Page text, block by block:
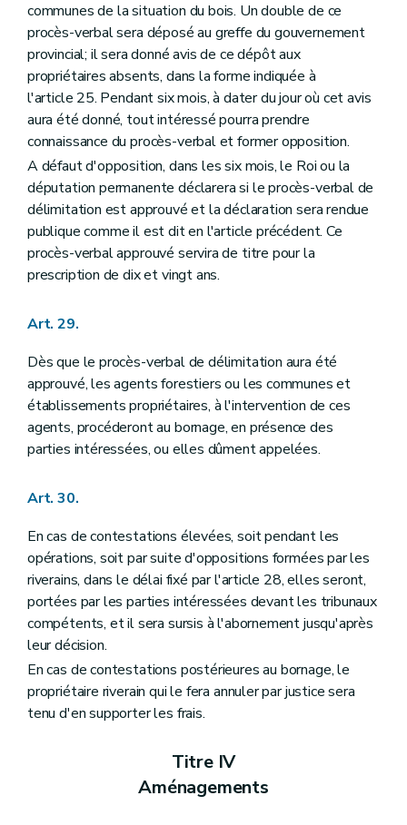
communes de la situation du bois. Un double de ce
procès-verbal sera déposé au greffe du gouvernement
provincial; il sera donné avis de ce dépôt aux
propriétaires absents, dans la forme indiquée à
l'article 25. Pendant six mois, à dater du jour où cet avis
aura été donné, tout intéressé pourra prendre
connaissance du procès-verbal et former opposition.
A défaut d'opposition, dans les six mois, le Roi ou la
députation permanente déclarera si le procès-verbal de
délimitation est approuvé et la déclaration sera rendue
publique comme il est dit en l'article précédent. Ce
procès-verbal approuvé servira de titre pour la
prescription de dix et vingt ans.
Art. 29.
Dès que le procès-verbal de délimitation aura été
approuvé, les agents forestiers ou les communes et
établissements propriétaires, à l'intervention de ces
agents, procéderont au bornage, en présence des
parties intéressées, ou elles dûment appelées.
Art. 30.
En cas de contestations élevées, soit pendant les
opérations, soit par suite d'oppositions formées par les
riverains, dans le délai fixé par l'article 28, elles seront,
portées par les parties intéressées devant les tribunaux
compétents, et il sera sursis à l'abornement jusqu'après
leur décision.
En cas de contestations postérieures au bornage, le
propriétaire riverain qui le fera annuler par justice sera
tenu d'en supporter les frais.
Titre IV
Aménagements